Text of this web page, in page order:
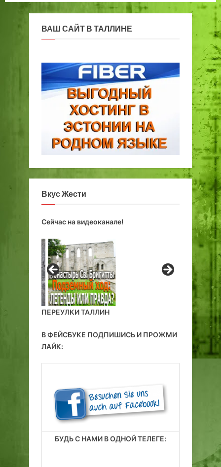
записей
ВАШ САЙТ В ТАЛЛИНЕ
Вкус Жести
Сейчас на видеоканале!
ПЕРЕУЛКИ ТАЛЛИН
В ФЕЙСБУКЕ ПОДПИШИСЬ И ПРОЖМИ
ЛАЙК:
БУДЬ С НАМИ В ОДНОЙ ТЕЛЕГЕ: